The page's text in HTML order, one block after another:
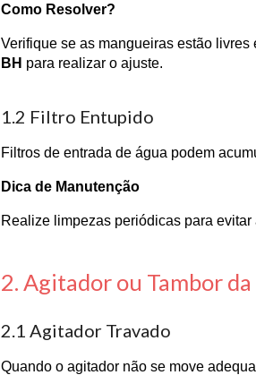
Como Resolver?
Verifique se as mangueiras estão
BH para realizar o ajuste.
1.2 Filtro Entupido
Filtros de entrada de água podem
Dica de Manutenção
Realize limpezas periódicas para
2. Agitador ou Tambor
2.1 Agitador Travado
Quando o agitador não se move